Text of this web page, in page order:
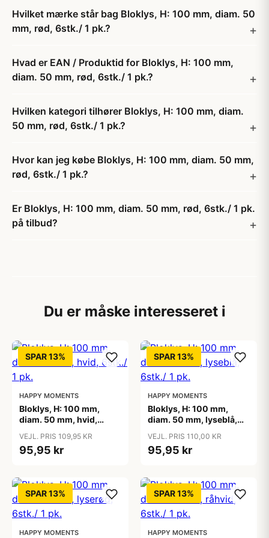
Hvilket mærke står bag Bloklys, H: 100 mm, diam. 50
mm, rød, 6stk./ 1 pk.?
Hvad er EAN / Produktid for Bloklys, H: 100 mm,
diam. 50 mm, rød, 6stk./ 1 pk.?
Hvilken kategori tilhører Bloklys, H: 100 mm, diam.
50 mm, rød, 6stk./ 1 pk.?
Hvor kan jeg købe Bloklys, H: 100 mm, diam. 50 mm,
rød, 6stk./ 1 pk.?
Er Bloklys, H: 100 mm, diam. 50 mm, rød, 6stk./ 1 pk.
på tilbud?
Du er måske interesseret i
SPAR 13%
HAPPY MOMENTS
Bloklys, H: 100 mm,
diam. 50 mm, hvid,
VEJL. PRIS 109,95 KR
95,95 kr
SPAR 13%
HAPPY MOMENTS
Bloklys, H: 100 mm,
diam. 50 mm, lyseblå,
VEJL. PRIS 110,00 KR
95,95 kr
SPAR 13%
HAPPY MOMENTS
SPAR 13%
HAPPY MOMENTS